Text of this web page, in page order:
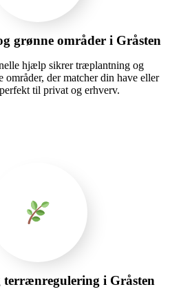
grønne områder i Gråsten
hjælp sikrer træplantning og
områder, der matcher din have eller
til privat og erhverv.
terrænregulering i Gråsten